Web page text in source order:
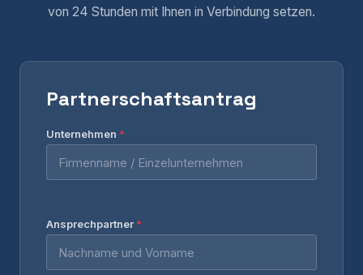
von 24 Stunden mit Ihnen in Verbindung setzen.
Partnerschaftsantrag
Unternehmen *
Ansprechpartner *